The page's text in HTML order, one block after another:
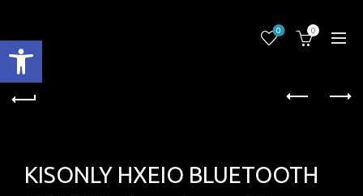
Ανοίξτε τη γραμμή εργαλείων
0 0
KISONLY ΗΧΕΙΟ BLUETOOTH